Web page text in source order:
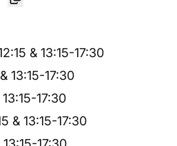
& 13:15-17:30
& 13:15-17:30
13:15-17:30
& 13:15-17:30